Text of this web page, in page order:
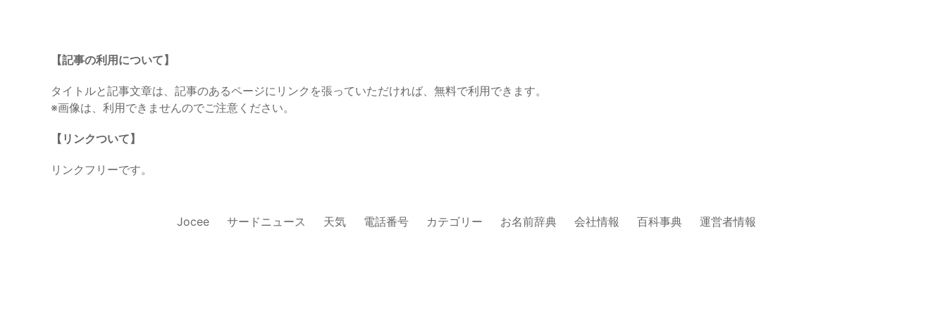
【記事の利用について】
タイトルと記事文章は、記事のあるページにリンクを張っていただければ、無料で利用できます。
※画像は、利用できませんのでご注意ください。
【リンクついて】
リンクフリーです。
Jocee サードニュース 天気 電話番号 カテゴリー お名前辞典 会社情報 百科事典 運営者情報